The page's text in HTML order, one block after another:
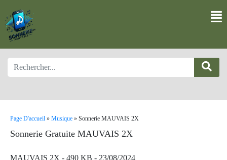
Page D'accueil » Musique » Sonnerie MAUVAIS 2X
Sonnerie Gratuite MAUVAIS 2X
MAUVAIS 2X - 490 KB - 23/08/2024